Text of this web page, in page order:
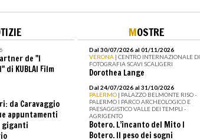
de "I
di KUBLAI Film
da Caravaggio
appuntamenti
giganti
MOSTRE
Dal 30/07/2026 al 01/11/2026
VERONA | CENTRO INTERNAZIONALE DI
FOTOGRAFIA SCAVI SCALIGERI
Dorothea Lange
Dal 24/07/2026 al 31/10/2026
PALERMO | PALAZZO BELMONTE RISO -
PALERMO I PARCO ARCHEOLOGICO E
PAESAGGISTICO VALLE DEI TEMPLI -
AGRIGENTO
Botero. L’incanto del Mito I
Botero. Il peso dei sogni